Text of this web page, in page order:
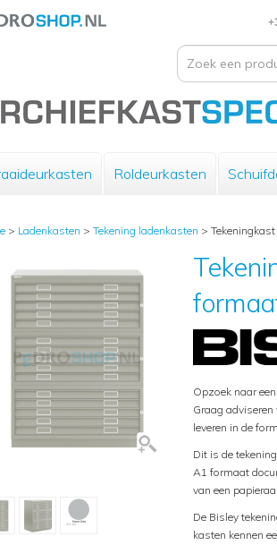
Roldeurkasten
> Ladenkasten > Tekening ladenkasten >
Opzoek naar
Graag
leveren in de
Dit is de
A1 formaat
van een
De Bisley
kasten kennen